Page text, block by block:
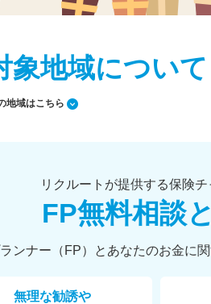
象地域について
地域はこちら
リクルートが提供する保険
FP無料相談
ンナー（FP）とあなたのお金に
無理な勧誘や